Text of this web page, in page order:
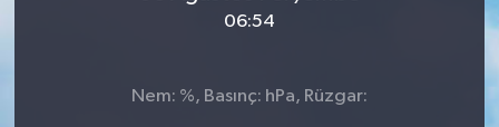
06:54
Nem: %, Basınç: hPa, Rüzgar: